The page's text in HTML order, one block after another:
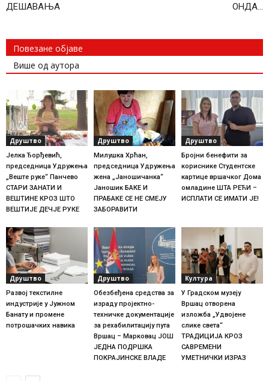
ДЕШАВАЊА
ОНДА…
Повезане објаве
Више од аутора
Друштво
Јелка Ђорђевић,
председница Удружења
„Веште руке“ Панчево
СТАРИ ЗАНАТИ И
ВЕШТИНЕ КРОЗ ШТО
ВЕШТИЈЕ ДЕЧЈЕ РУКЕ
Друштво
Милушка Хрћан,
председница Удружења
жена „Јаношичанка“
Јаношик БАКЕ И
ПРАБАКЕ СЕ НЕ СМЕЈУ
ЗАБОРАВИТИ
Друштво
Бројни бенефити за
кориснике Студентске
картице вршачког Дома
омладине ШТА РЕЋИ –
ИСПЛАТИ СЕ ИМАТИ ЈЕ!
Друштво
Развој текстилне
индустрије у Јужном
Банату и промене
потрошачких навика
Друштво
Обезбеђена средства за
израду пројектно-
техничке документације
за рехабилитацију пута
Вршац – Марковац ЈОШ
ЈЕДНА ПОДРШКА
ПОКРАЈИНСКЕ ВЛАДЕ
Култура
У Градском музеју
Вршац отворена
изложба „Удвојене
слике света“
ТРАДИЦИЈА КРОЗ
САВРЕМЕНИ
УМЕТНИЧКИ ИЗРАЗ